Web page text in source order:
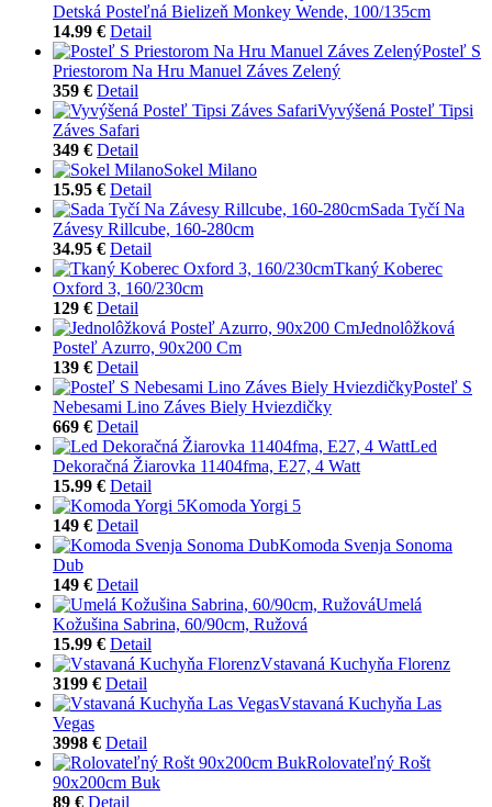
Detská Posteľná Bielizeň Monkey Wende, 100/135cm
14.99 € Detail
Posteľ S
Priestorom Na Hru Manuel Záves Zelený
359 € Detail
Vyvýšená Posteľ Tipsi
Záves Safari
349 € Detail
Sokel Milano
15.95 € Detail
Sada Tyčí Na
Závesy Rillcube, 160-280cm
34.95 € Detail
Tkaný Koberec
Oxford 3, 160/230cm
129 € Detail
Jednolôžková
Posteľ Azurro, 90x200 Cm
139 € Detail
Posteľ S
Nebesami Lino Záves Biely Hviezdičky
669 € Detail
Led
Dekoračná Žiarovka 11404fma, E27, 4 Watt
15.99 € Detail
Komoda Yorgi 5
149 € Detail
Komoda Svenja Sonoma
Dub
149 € Detail
Umelá
Kožušina Sabrina, 60/90cm, Ružová
15.99 € Detail
Vstavaná Kuchyňa Florenz
3199 € Detail
Vstavaná Kuchyňa Las
Vegas
3998 € Detail
Rolovateľný Rošt
90x200cm Buk
89 € Detail